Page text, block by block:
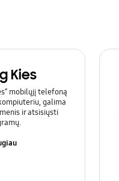
Kies
mobilųjį telefoną
galima
ir atsisiųsti